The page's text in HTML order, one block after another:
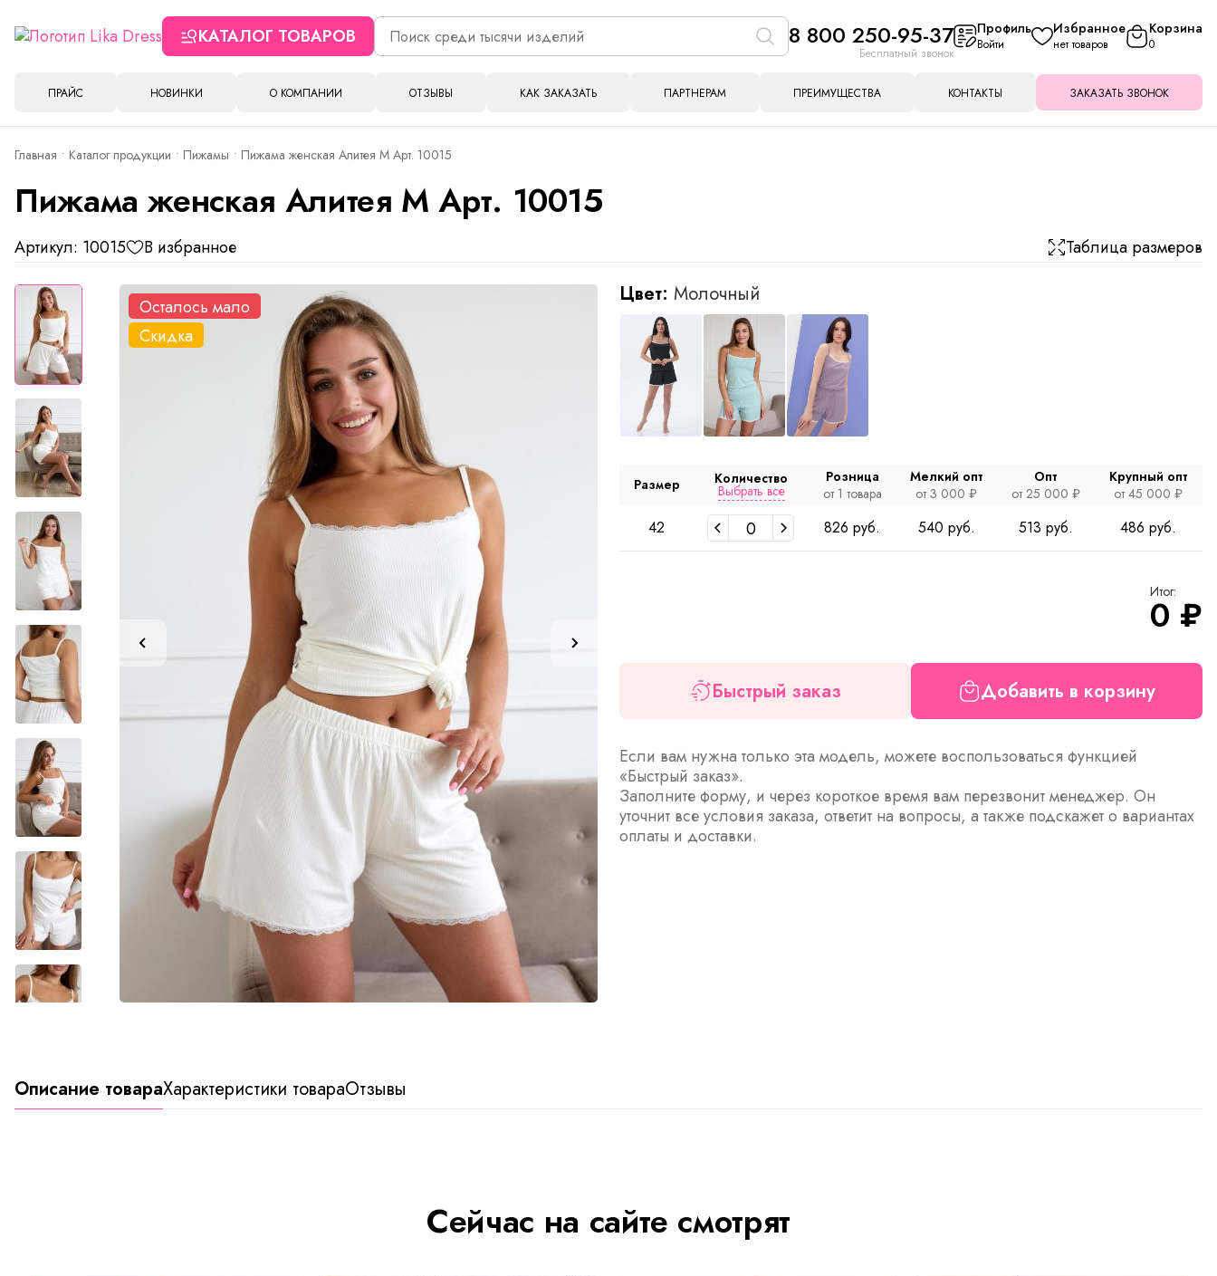
КАТАЛОГ ТОВАРОВ 8 800 250-95-37
Бесплатный звонок
Профиль
Войти
Избранное
нет товаров
Корзина
0
ПРАЙС НОВИНКИ О КОМПАНИИ ОТЗЫВЫ КАК ЗАКАЗАТЬ ПАРТНЕРАМ ПРЕИМУЩЕСТВА КОНТАКТЫ ЗАКАЗАТЬ ЗВОНОК
Главная Каталог продукции Пижамы Пижама женская Алитея М Арт. 10015
Пижама женская Алитея М Арт. 10015
Артикул: 10015 В избранное Таблица размеров
Осталось мало
Скидка
Цвет: Молочный
Размер Количество
Выбрать все
Розница
от 1 товара
Мелкий опт
от 3 000 ₽
Опт
от 25 000 ₽
Крупный опт
от 45 000 ₽
42 826 руб. 540 руб. 513 руб. 486 руб.
Итог:
0 ₽
Быстрый заказ Добавить в корзину
Если вам нужна только эта модель, можете воспользоваться функцией
«Быстрый заказ».
Заполните форму, и через короткое время вам перезвонит менеджер. Он
уточнит все условия заказа, ответит на вопросы, а также подскажет о вариантах
оплаты и доставки.
Описание товараХарактеристики товараОтзывы
Сейчас на сайте смотрят